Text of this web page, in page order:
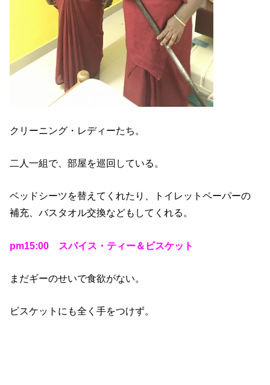
クリーニング・レディーたち。
二人一組で、部屋を巡回している。
ベッドシーツを替えてくれたり、トイレットペーパーの
補充、バスタオル交換などもしてくれる。
pm15:00 スパイス・ティー＆ビスケット
まだギーのせいで食欲がない。
ビスケットにも全く手をつけず。